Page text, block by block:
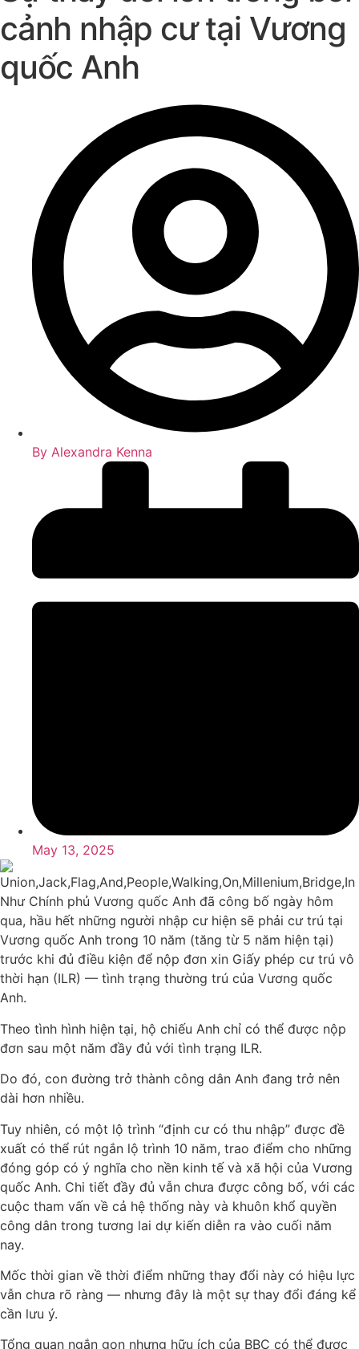
cảnh nhập cư tại Vương
quốc Anh
By Alexandra Kenna
May 13, 2025
Như Chính phủ Vương quốc Anh đã công bố ngày hôm
qua, hầu hết những người nhập cư hiện sẽ phải cư trú tại
Vương quốc Anh trong 10 năm (tăng từ 5 năm hiện tại)
trước khi đủ điều kiện để nộp đơn xin Giấy phép cư trú vô
thời hạn (ILR) — tình trạng thường trú của Vương quốc
Anh.
Theo tình hình hiện tại, hộ chiếu Anh chỉ có thể được nộp
đơn sau một năm đầy đủ với tình trạng ILR.
Do đó, con đường trở thành công dân Anh đang trở nên
dài hơn nhiều.
Tuy nhiên, có một lộ trình “định cư có thu nhập” được đề
xuất có thể rút ngắn lộ trình 10 năm, trao điểm cho những
đóng góp có ý nghĩa cho nền kinh tế và xã hội của Vương
quốc Anh. Chi tiết đầy đủ vẫn chưa được công bố, với các
cuộc tham vấn về cả hệ thống này và khuôn khổ quyền
công dân trong tương lai dự kiến ​​diễn ra vào cuối năm
nay.
Mốc thời gian về thời điểm những thay đổi này có hiệu lực
vẫn chưa rõ ràng — nhưng đây là một sự thay đổi đáng kể
cần lưu ý.
Tổng quan ngắn gọn nhưng hữu ích của BBC có thể được